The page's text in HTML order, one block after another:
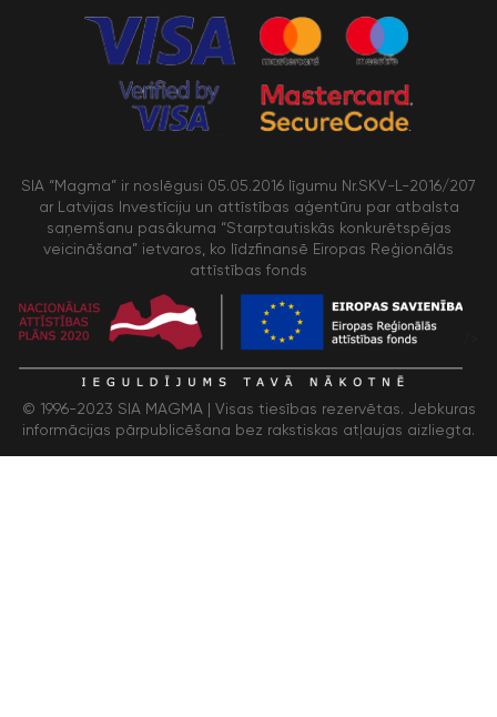
SIA “Magma” ir noslēgusi 05.05.2016 līgumu Nr.SKV-L-2016/207
ar Latvijas Investīciju un attīstības aģentūru par atbalsta
saņemšanu pasākuma “Starptautiskās konkurētspējas
veicināšana” ietvaros, ko līdzfinansē Eiropas Reģionālās
attīstības fonds
© 1996-2023 SIA MAGMA | Visas tiesības rezervētas. Jebkuras
informācijas pārpublicēšana bez rakstiskas atļaujas aizliegta.